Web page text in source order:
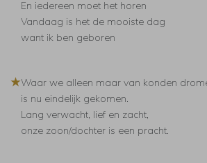
En iedereen moet het horen
Vandaag is het de mooiste dag
want ik ben geboren
★Waar we alleen maar van konden
is nu eindelijk gekomen.
Lang verwacht, lief en zacht,
onze zoon/dochter is een pracht.